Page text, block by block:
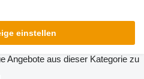
einstellen
Angebote aus dieser Kategorie zu